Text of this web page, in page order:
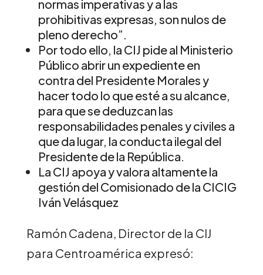
normas imperativas y a las
prohibitivas expresas, son nulos de
pleno derecho”.
Por todo ello, la CIJ pide al Ministerio
Público abrir un expediente en
contra del Presidente Morales y
hacer todo lo que esté a su alcance,
para que se deduzcan las
responsabilidades penales y civiles a
que da lugar, la conducta ilegal del
Presidente de la República.
La CIJ apoya y valora altamente la
gestión del Comisionado de la CICIG
Iván Velásquez
Ramón Cadena, Director de la CIJ
para Centroamérica expresó: